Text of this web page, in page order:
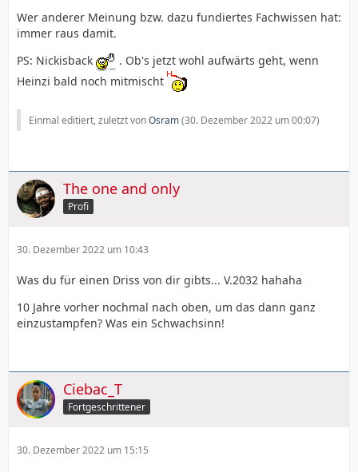
Wer anderer Meinung bzw. dazu fundiertes Fachwissen hat:
immer raus damit.
PS: Nickisback
. Ob's jetzt wohl aufwärts geht, wenn
Heinzi bald noch mitmischt
Einmal editiert, zuletzt vonOsram(30. Dezember 2022 um 00:07)
The one and only
Profi
30. Dezember 2022 um 10:43
Was du für einen Driss von dir gibts... V.2032 hahaha
10 Jahre vorher nochmal nach oben, um das dann ganz
einzustampfen? Was ein Schwachsinn!
Ciebac_T
Fortgeschrittener
30. Dezember 2022 um 15:15